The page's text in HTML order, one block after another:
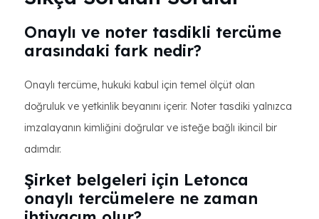
Onaylı ve noter tasdikli tercüme
arasındaki fark nedir?
Onaylı tercüme, hukuki kabul için temel ölçüt olan
doğruluk ve yetkinlik beyanını içerir. Noter tasdiki yalnızca
imzalayanın kimliğini doğrular ve isteğe bağlı ikincil bir
adımdır.
Şirket belgeleri için Letonca
onaylı tercümelere ne zaman